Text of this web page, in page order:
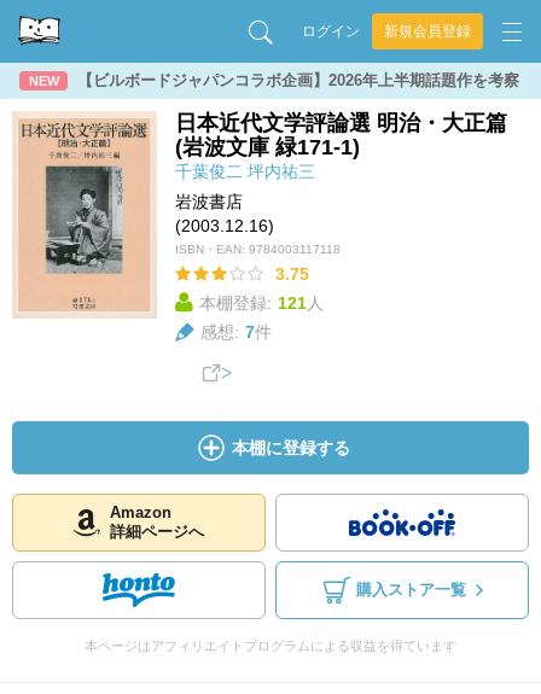
ログイン 新規会員登録
NEW 【ビルボードジャパンコラボ企画】2026年上半期話題作を考察
日本近代文学評論選 明治・大正篇
(岩波文庫 緑171-1)
千葉俊二 坪内祐三
岩波書店
(2003.12.16)
ISBN・EAN: 9784003117118
3.75
本棚登録: 121人
感想: 7件
本棚に登録する
Amazon
詳細ページへ
購入ストア一覧
本ページはアフィリエイトプログラムによる収益を得ています